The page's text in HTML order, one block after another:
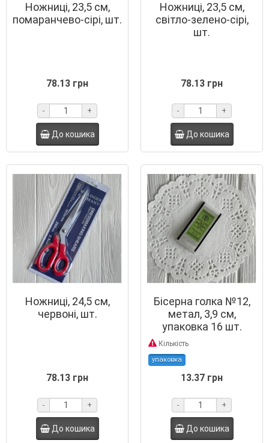
Ножниці, 23,5 см,
помаранчево-сірі, шт.
78.13 грн
- +
До кошика
Ножниці, 23,5 см,
світло-зелено-сірі,
шт.
78.13 грн
- +
До кошика
Ножниці, 24,5 см,
червоні, шт.
78.13 грн
- +
До кошика
Бісерна голка №12,
метал, 3,9 см,
упаковка 16 шт.
Кількість
упаковка
13.37 грн
- +
До кошика